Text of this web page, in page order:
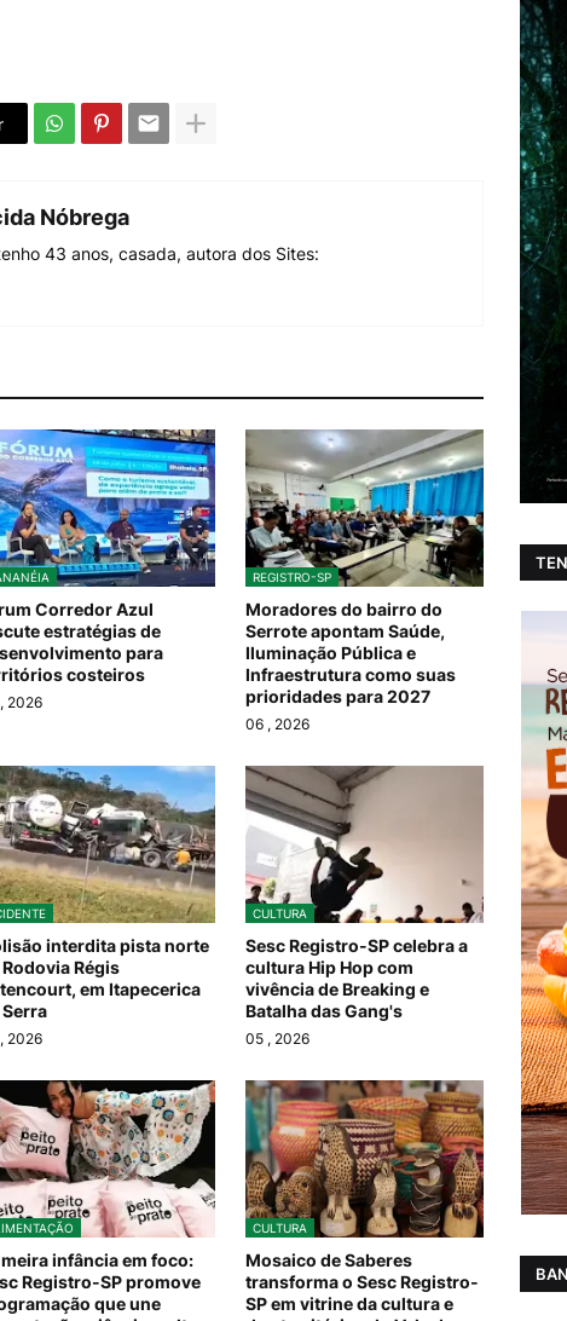
Nóbrega
43 anos, casada, autora dos Sites:
Corredor Azul
estratégias de
para
costeiros
, 2026
REGISTRO-SP
Moradores do bairro do
Serrote apontam Saúde,
Iluminação Pública e
Infraestrutura como suas
prioridades para 2027
06 , 2026
interdita pista norte
Régis
em Itapecerica
, 2026
CULTURA
Sesc Registro-SP celebra a
cultura Hip Hop com
vivência de Breaking e
Batalha das Gang's
05 , 2026
infância em foco:
Registro-SP promove
que une
CULTURA
Mosaico de Saberes
transforma o Sesc Registro-
SP em vitrine da cultura e